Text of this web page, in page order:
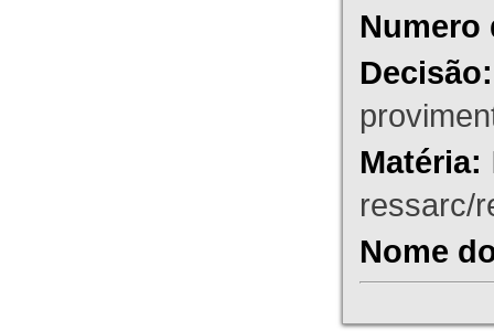
Numero
Decisão:
Matéria:
ressarc/
Nome